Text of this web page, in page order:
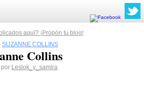
aquí? ¡Propón tu blog!
SUZANNE COLLINS
Collins
por Leslok_y_samira